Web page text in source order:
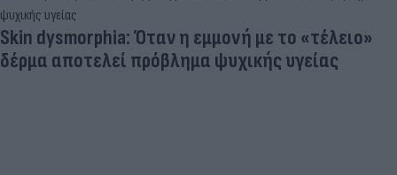
Skin dysmorphia: Όταν η εμμονή με το «τέλειο»
δέρμα αποτελεί πρόβλημα ψυχικής υγείας